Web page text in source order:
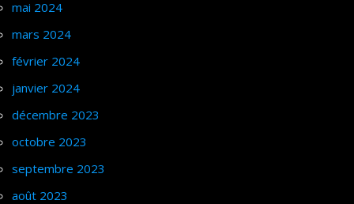
mai 2024
mars 2024
février 2024
janvier 2024
décembre 2023
octobre 2023
septembre 2023
août 2023